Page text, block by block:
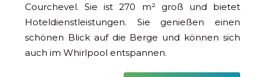
Courchevel. Sie ist 270 m² groß und bietet
Hoteldienstleistungen. Sie genießen einen
schönen Blick auf die Berge und können sich
auch im Whirlpool entspannen.